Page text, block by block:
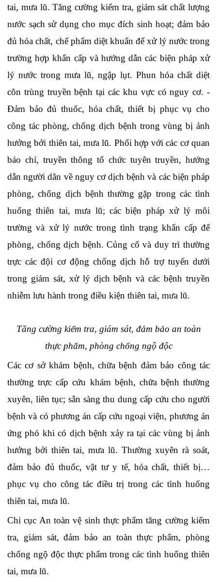
tai, mưa lũ. Tăng cường kiểm tra, giám sát chất lượng
nước sạch sử dụng cho mục đích sinh hoạt; đảm bảo
đủ hóa chất, chế phẩm diệt khuẩn để xử lý nước trong
trường hợp khẩn cấp và hướng dẫn các biện pháp xử
lý nước trong mưa lũ, ngập lụt. Phun hóa chất diệt
côn trùng truyền bệnh tại các khu vực có nguy cơ. -
Đảm bảo đủ thuốc, hóa chất, thiết bị phục vụ cho
công tác phòng, chống dịch bệnh trong vùng bị ảnh
hưởng bởi thiên tai, mưa lũ. Phối hợp với các cơ quan
báo chí, truyền thông tổ chức tuyên truyền, hướng
dẫn người dân về nguy cơ dịch bệnh và các biện pháp
phòng, chống dịch bệnh thường gặp trong các tình
huống thiên tai, mưa lũ; các biện pháp xử lý môi
trường và xử lý nước trong tình trạng khẩn cấp để
phòng, chống dịch bệnh. Củng cố và duy trì thường
trực các đội cơ động chống dịch hỗ trợ tuyến dưới
trong giám sát, xử lý dịch bệnh và các bệnh truyền
nhiễm lưu hành trong điều kiện thiên tai, mưa lũ.
Tăng cường kiểm tra, giám sát, đảm bảo an toàn
thực phẩm, phòng chống ngộ độc
Các cơ sở khám bệnh, chữa bệnh đảm bảo công tác
thường trực cấp cứu khám bệnh, chữa bệnh thường
xuyên, liên tục; sẵn sàng thu dung cấp cứu cho người
bệnh và có phương án cấp cứu ngoại viện, phương án
ứng phó khi có dịch bệnh xảy ra tại các vùng bị ảnh
hưởng bởi thiên tai, mưa lũ. Thường xuyên rà soát,
đảm bảo đủ thuốc, vật tư y tế, hóa chất, thiết bị…
phục vụ cho công tác điều trị trong các tình huống
thiên tai, mưa lũ.
Chi cục An toàn vệ sinh thực phẩm tăng cường kiểm
tra, giám sát, đảm bảo an toàn thực phẩm, phòng
chống ngộ độc thực phẩm trong các tình huống thiên
tai, mưa lũ.